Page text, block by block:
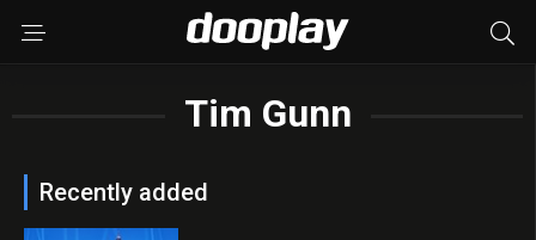
Tim Gunn
Recently added